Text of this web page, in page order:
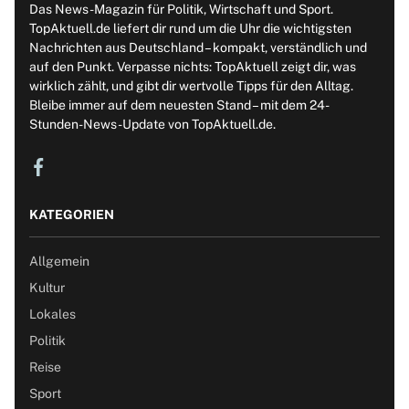
Das News-Magazin für Politik, Wirtschaft und Sport.
TopAktuell.de liefert dir rund um die Uhr die wichtigsten
Nachrichten aus Deutschland – kompakt, verständlich und
auf den Punkt. Verpasse nichts: TopAktuell zeigt dir, was
wirklich zählt, und gibt dir wertvolle Tipps für den Alltag.
Bleibe immer auf dem neuesten Stand – mit dem 24-
Stunden-News-Update von TopAktuell.de.
KATEGORIEN
Allgemein
Kultur
Lokales
Politik
Reise
Sport